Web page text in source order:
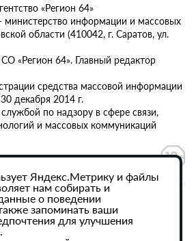
«Регион 64»
министерство информации и массовых
области (410042, г. Саратов, ул.
«Регион 64». Главный редактор
средства массовой информации
декабря 2014 г.
по надзору в сфере связи,
и массовых коммуникаций
обработки персональных данных
сайта активная
64» обязательна.
Яндекс.Метрику и файлы
нам собирать и
о поведении
запоминать ваши
для улучшения